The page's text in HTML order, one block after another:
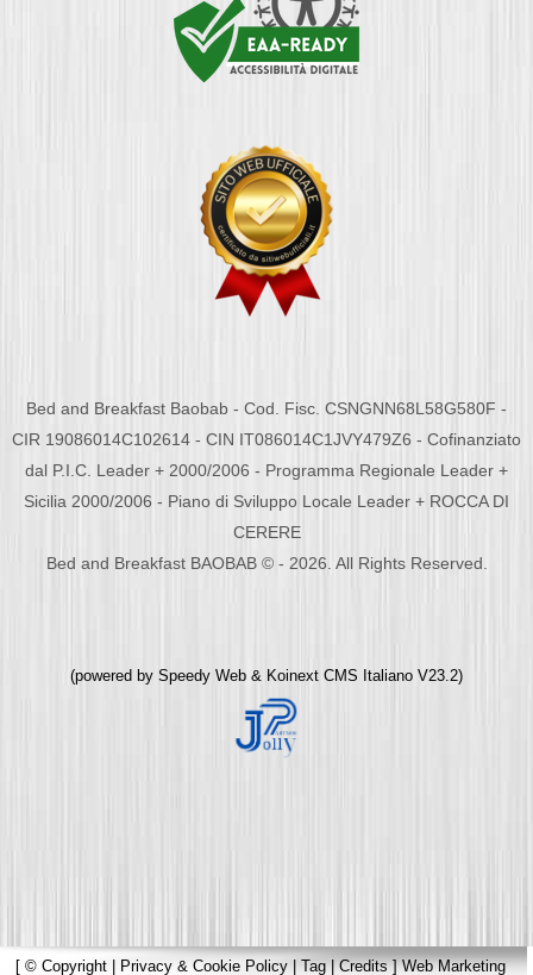
Bed and Breakfast Baobab - Cod. Fisc. CSNGNN68L58G580F -
CIR 19086014C102614 - CIN IT086014C1JVY479Z6 - Cofinanziato
dal P.I.C. Leader + 2000/2006 - Programma Regionale Leader +
Sicilia 2000/2006 - Piano di Sviluppo Locale Leader + ROCCA DI
CERERE
Bed and Breakfast BAOBAB © - 2026. All Rights Reserved.
(powered by Speedy Web & Koinext CMS Italiano V23.2)
[ © Copyright Privacy & Cookie Policy Tag|Credits]Web Marketing